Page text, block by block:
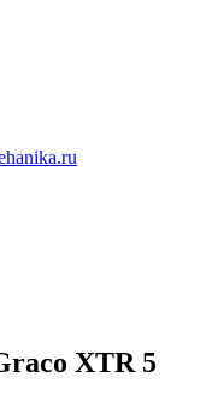
XTR 5